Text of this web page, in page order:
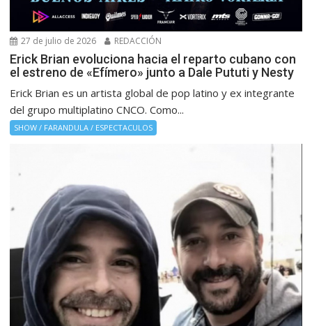
27 de julio de 2026 REDACCIÓN
Erick Brian evoluciona hacia el reparto cubano con
el estreno de «Efímero» junto a Dale Pututi y Nesty
Erick Brian es un artista global de pop latino y ex integrante
del grupo multiplatino CNCO. Como...
SHOW / FARANDULA / ESPECTACULOS